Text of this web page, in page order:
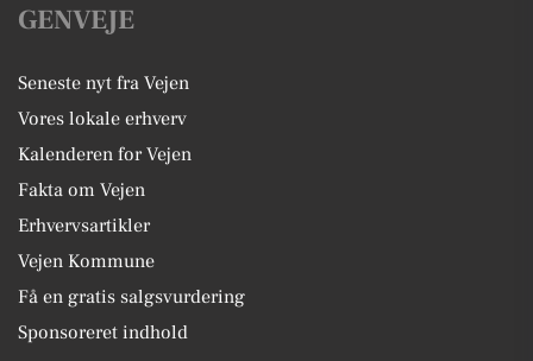
GENVEJE
Seneste nyt fra Vejen
Vores lokale erhverv
Kalenderen for Vejen
Fakta om Vejen
Erhvervsartikler
Vejen Kommune
Få en gratis salgsvurdering
Sponsoreret indhold